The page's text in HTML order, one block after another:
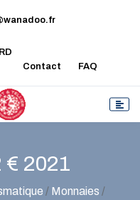
Contact FAQ
€ 2021
/ Monnaies /